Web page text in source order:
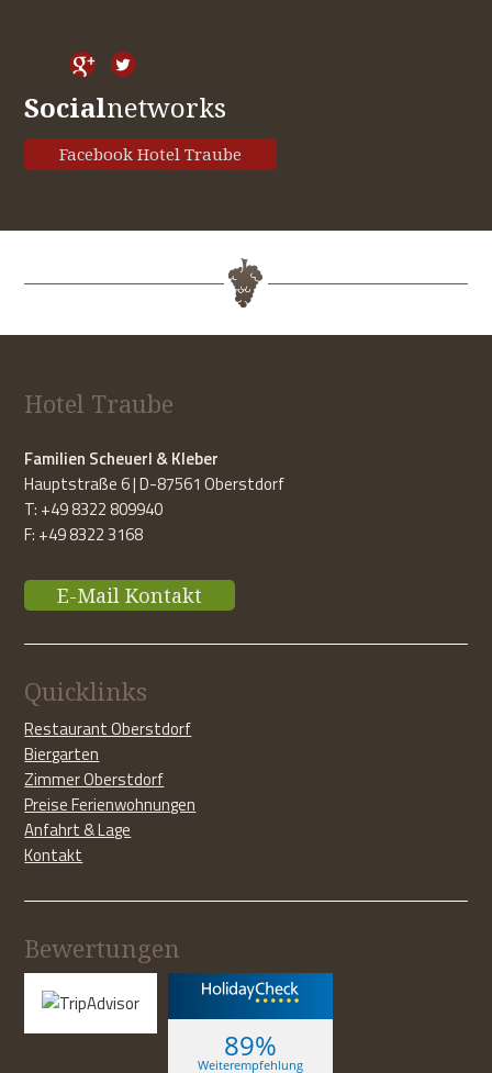
Socialnetworks
Facebook Hotel Traube
Hotel Traube
Familien Scheuerl & Kleber
Hauptstraße 6 | D-87561 Oberstdorf
T: +49 8322 809940
F: +49 8322 3168
E-Mail Kontakt
Quicklinks
Restaurant Oberstdorf
Biergarten
Zimmer Oberstdorf
Preise Ferienwohnungen
Anfahrt & Lage
Kontakt
Bewertungen
89%
Weiterempfehlung